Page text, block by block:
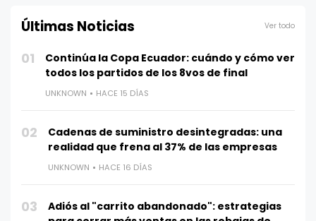
Últimas Noticias Ver todo
01
Continúa la Copa Ecuador: cuándo y cómo ver
todos los partidos de los 8vos de final
UNKNOWN HACE 15 DÍAS
02
Cadenas de suministro desintegradas: una
realidad que frena al 37% de las empresas
UNKNOWN HACE 16 DÍAS
03
Adiós al "carrito abandonado": estrategias